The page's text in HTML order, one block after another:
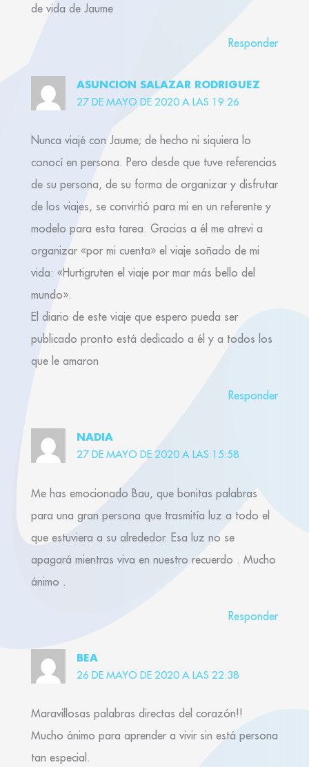
de vida de Jaume
Responder
ASUNCION SALAZAR RODRIGUEZ
27 DE MAYO DE 2020 A LAS 19:26
Nunca viajé con Jaume; de hecho ni siquiera lo
conocí en persona. Pero desde que tuve referencias
de su persona, de su forma de organizar y disfrutar
de los viajes, se convirtió para mi en un referente y
modelo para esta tarea. Gracias a él me atrevi a
organizar «por mi cuenta» el viaje soñado de mi
vida: «Hurtigruten el viaje por mar más bello del
mundo».
El diario de este viaje que espero pueda ser
publicado pronto está dedicado a él y a todos los
que le amaron
Responder
NADIA
27 DE MAYO DE 2020 A LAS 15:58
Me has emocionado Bau, que bonitas palabras
para una gran persona que trasmitía luz a todo el
que estuviera a su alrededor. Esa luz no se
apagará mientras viva en nuestro recuerdo . Mucho
ánimo .
Responder
BEA
26 DE MAYO DE 2020 A LAS 22:38
Maravillosas palabras directas del corazón!!
Mucho ánimo para aprender a vivir sin está persona
tan especial.